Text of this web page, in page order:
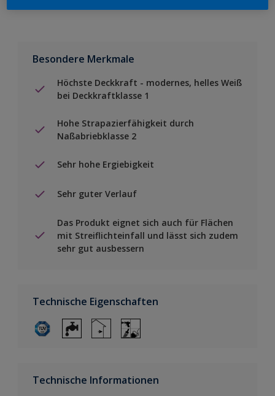
Besondere Merkmale
Höchste Deckkraft - modernes, helles Weiß
bei Deckkraftklasse 1
Hohe Strapazierfähigkeit durch
Naßabriebklasse 2
Sehr hohe Ergiebigkeit
Sehr guter Verlauf
Das Produkt eignet sich auch für Flächen
mit Streiflichteinfall und lässt sich zudem
sehr gut ausbessern
Technische Eigenschaften
Technische Informationen